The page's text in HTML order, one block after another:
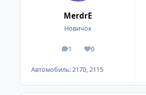
MerdrE
Новичок
1
сообщения
0
Репутация
Автомобиль:2170, 2115